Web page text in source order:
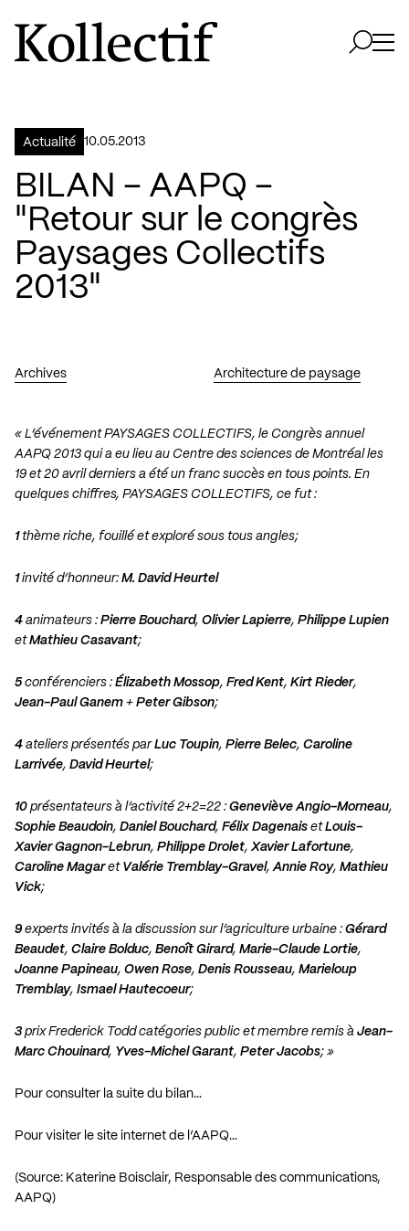
Aller à la page d'accueil
Logo Kollectif
Actualité 10.05.2013
BILAN – AAPQ –
"Retour sur le congrès
Paysages Collectifs
2013"
Archives Architecture de paysage
« L’événement PAYSAGES COLLECTIFS, le Congrès annuel
AAPQ 2013 qui a eu lieu au Centre des sciences de Montréal les
19 et 20 avril derniers a été un franc succès en tous points. En
quelques chiffres, PAYSAGES COLLECTIFS, ce fut :
1thème riche, fouillé et exploré sous tous angles;
1invité d’honneur: M. David Heurtel
4 animateurs : Pierre Bouchard, Olivier Lapierre, Philippe Lupien
etMathieu Casavant;
5 conférenciers : Élizabeth Mossop, Fred Kent, Kirt Rieder,
Jean-Paul Ganem + Peter Gibson;
4 ateliers présentés parLuc Toupin, Pierre Belec, Caroline
Larrivée, David Heurtel;
10 présentateurs à l’activité 2+2=22 : Geneviève Angio-Morneau,
Sophie Beaudoin, DanielBouchard, Félix Dagenais etLouis-
Xavier Gagnon-Lebrun, Philippe Drolet,Xavier Lafortune,
Caroline Magaret Valérie Tremblay-Gravel,Annie Roy, Mathieu
Vick;
9experts invités à la discussion sur l’agriculture urbaine : Gérard
Beaudet, Claire Bolduc, Benoît Girard, Marie-Claude Lortie,
Joanne Papineau, Owen Rose, Denis Rousseau, Marieloup
Tremblay, Ismael Hautecoeur;
3 prix Frederick Todd catégories public et membre remis à Jean-
Marc Chouinard, Yves-Michel Garant, Peter Jacobs; »
Pour consulter la suite du bilan…
Pour visiter le site internet de l’AAPQ…
(Source: Katerine Boisclair, Responsable des communications,
AAPQ)